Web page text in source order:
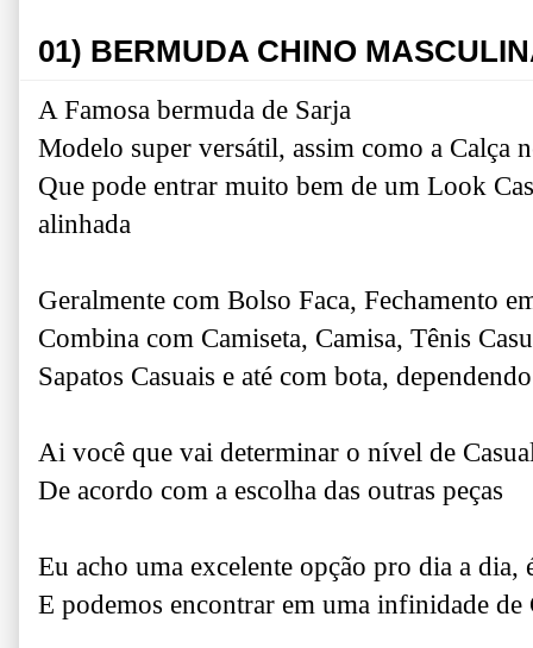
01) BERMUDA CHINO
A Famosa bermuda de Sarja
Modelo super versátil, assim como a Calça
Que pode entrar muito bem de um Look
alinhada
Geralmente com Bolso Faca, Fechamento
Combina com Camiseta, Camisa, Tênis
Sapatos Casuais e até com bota,
Ai você que vai determinar o nível de
De acordo com a escolha das outras peças
Eu acho uma excelente opção pro dia a dia,
E podemos encontrar em uma infinidade de